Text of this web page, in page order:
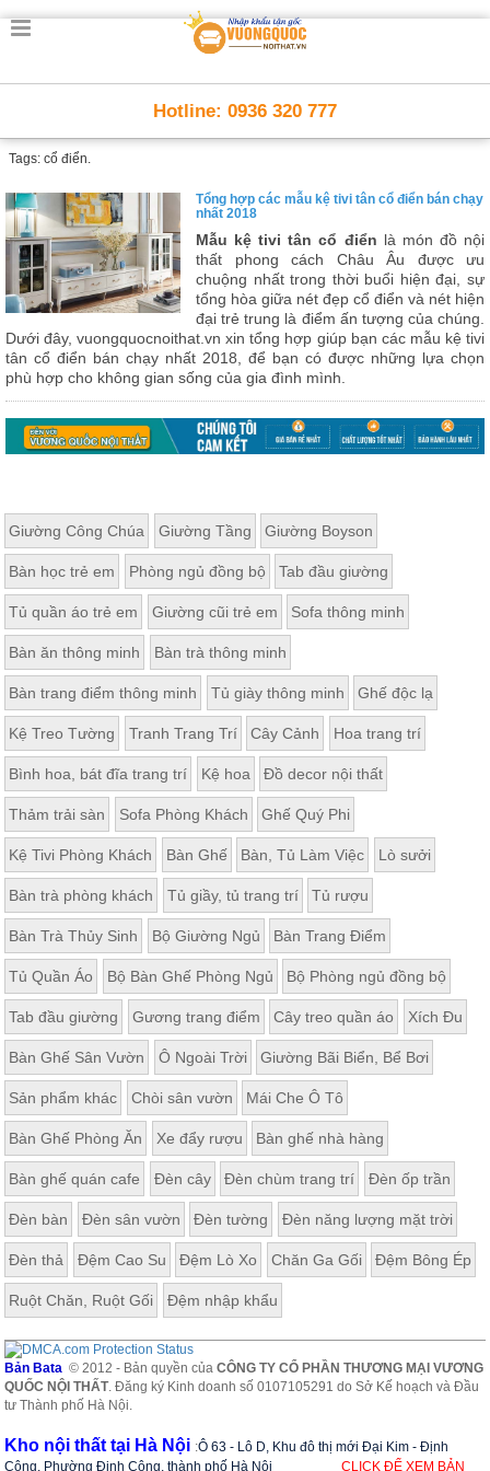
Hotline: 0936 320 777
Tags: cổ điển.
Tổng hợp các mẫu kệ tivi tân cổ điển bán chạy
nhất 2018
Mẫu kệ tivi tân cổ điển là món đồ nội
thất phong cách Châu Âu được ưu
chuộng nhất trong thời buổi hiện đại, sự
tổng hòa giữa nét đẹp cổ điển và nét hiện
đại trẻ trung là điểm ấn tượng của chúng.
Dưới đây, vuongquocnoithat.vn xin tổng hợp giúp bạn các mẫu kệ tivi
tân cổ điển bán chạy nhất 2018, để bạn có được những lựa chọn
phù hợp cho không gian sống của gia đình mình.
Giường Công Chúa Giường Tầng Giường Boyson
Bàn học trẻ em Phòng ngủ đồng bộ Tab đầu giường
Tủ quần áo trẻ em Giường cũi trẻ em Sofa thông minh
Bàn ăn thông minh Bàn trà thông minh
Bàn trang điểm thông minh Tủ giày thông minh Ghế độc lạ
Kệ Treo Tường Tranh Trang Trí Cây Cảnh Hoa trang trí
Bình hoa, bát đĩa trang trí Kệ hoa Đồ decor nội thất
Thảm trải sàn Sofa Phòng Khách Ghế Quý Phi
Kệ Tivi Phòng Khách Bàn Ghế Bàn, Tủ Làm Việc Lò sưởi
Bàn trà phòng khách Tủ giầy, tủ trang trí Tủ rượu
Bàn Trà Thủy Sinh Bộ Giường Ngủ Bàn Trang Điểm
Tủ Quần Áo Bộ Bàn Ghế Phòng Ngủ Bộ Phòng ngủ đồng bộ
Tab đầu giường Gương trang điểm Cây treo quần áo Xích Đu
Bàn Ghế Sân Vườn Ô Ngoài Trời Giường Bãi Biển, Bể Bơi
Sản phẩm khác Chòi sân vườn Mái Che Ô Tô
Bàn Ghế Phòng Ăn Xe đẩy rượu Bàn ghế nhà hàng
Bàn ghế quán cafe Đèn cây Đèn chùm trang trí Đèn ốp trần
Đèn bàn Đèn sân vườn Đèn tường Đèn năng lượng mặt trời
Đèn thả Đệm Cao Su Đệm Lò Xo Chăn Ga Gối Đệm Bông Ép
Ruột Chăn, Ruột Gối Đệm nhập khẩu
Bản Bata © 2012 - Bản quyền củaCÔNG TY CỔ PHẦN THƯƠNG MẠI VƯƠNG
QUỐC NỘI THẤT. Đăng ký Kinh doanh số 0107105291 do Sở Kế hoạch và Đầu
tư Thành phố Hà Nội.
Kho nội thất tại Hà Nội :Ô 63 - Lô D, Khu đô thị mới Đại Kim - Định
Công, Phường Định Công, thành phố Hà Nội
CLICK ĐỂ XEM BẢN